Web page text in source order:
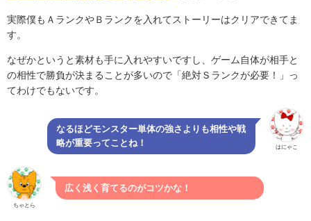
実際僕もＡランクやＢランクを入れてストーリーはクリアできてま
す。
なぜかというと素材も手に入れやすいですし、ゲーム自体が相手と
の相性で勝負が決まることが多いので「絶対Ｓランクが必要！」っ
てわけでもないです。
はにゃこ
なるほどモンスター単体の強さよりも相性や戦
略が重要ってことね！
ちゃとら
広く浅く育てるのがコツかな！